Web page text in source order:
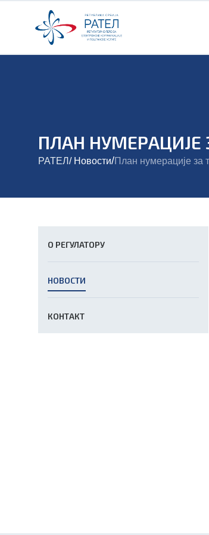
ПЛАН
РАТЕЛ/ Новости/План нумерације за
О РЕГУЛАТОРУ
НОВОСТИ
КОНТАКТ